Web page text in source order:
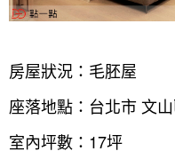
房屋狀況：毛胚屋
座落地點：台北市 文
室內坪數：17坪